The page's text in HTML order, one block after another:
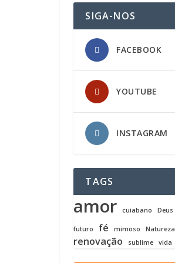
SIGA-NOS
FACEBOOK
YOUTUBE
INSTAGRAM
TAGS
amor cuiabano Deus
futuro fé mimoso Natureza
renovação sublime vida